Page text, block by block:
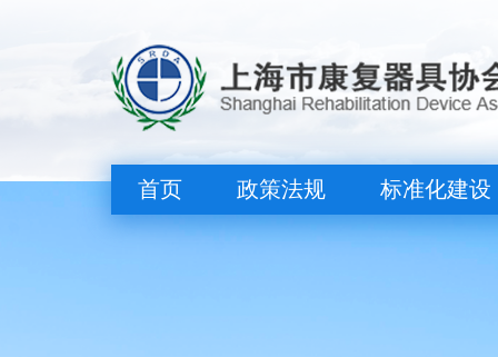
首页 政策法规 标准化建设